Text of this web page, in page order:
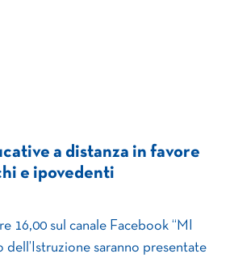
a distanza in favore
e ipovedenti
16,00 sul canale Facebook “MI
dell’Istruzione saranno presentate